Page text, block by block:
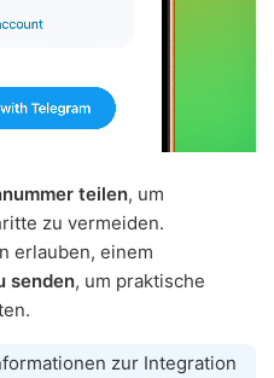
teilen, um
zu vermeiden.
erlauben, einem
senden, um praktische
zur Integration